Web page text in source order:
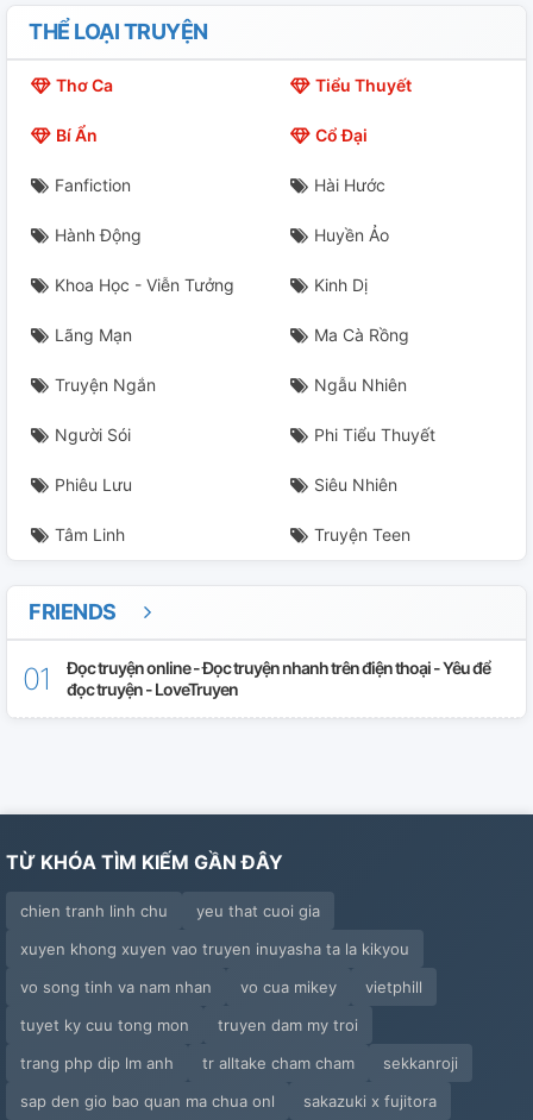
THỂ LOẠI TRUYỆN
Thơ Ca Tiểu Thuyết
Bí Ẩn Cổ Đại
Fanfiction Hài Hước
Hành Động Huyền Ảo
Khoa Học - Viễn Tưởng Kinh Dị
Lãng Mạn Ma Cà Rồng
Truyện Ngắn Ngẫu Nhiên
Người Sói Phi Tiểu Thuyết
Phiêu Lưu Siêu Nhiên
Tâm Linh Truyện Teen
FRIENDS
Đọc truyện online - Đọc truyện nhanh trên điện thoại - Yêu để
đọc truyện - LoveTruyen
TỪ KHÓA TÌM KIẾM GẦN ĐÂY
chien tranh linh chu
yeu that cuoi gia
xuyen khong xuyen vao truyen inuyasha ta la kikyou
vo song tinh va nam nhan
vo cua mikey
vietphill
tuyet ky cuu tong mon
truyen dam my troi
trang php dip lm anh
tr alltake cham cham
sekkanroji
sap den gio bao quan ma chua onl
sakazuki x fujitora